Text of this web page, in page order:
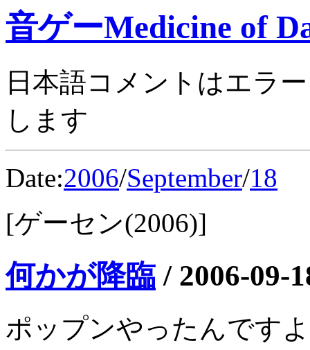
音ゲーMedicine of
日本語コメントはエラ
します
Date:2006/September/18
[ゲーセン(2006)]
何かが降臨 / 2006-09-
ポップンやったんです